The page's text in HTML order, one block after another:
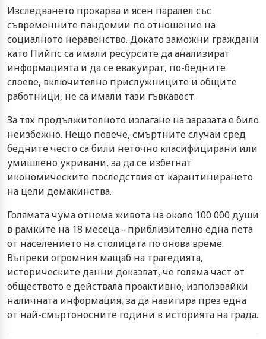
Изследването прокарва и ясен паралел със
съвременните пандемии по отношение на
социалното неравенство. Докато заможни граждани
като Пийпс са имали ресурсите да анализират
информацията и да се евакуират, по-бедните
слоеве, включително прислужниците и общите
работници, не са имали тази гъвкавост.
За тях продължителното излагане на заразата е било
неизбежно. Нещо повече, смъртните случаи сред
бедните често са били неточно класифицирани или
умишлено укривани, за да се избегнат
икономическите последствия от карантинирането
на цели домакинства.
Голямата чума отнема живота на около 100 000 души
в рамките на 18 месеца - приблизително една пета
от населението на столицата по онова време.
Въпреки огромния мащаб на трагедията,
историческите данни доказват, че голяма част от
обществото е действала проактивно, използвайки
наличната информация, за да навигира през една
от най-смъртоносните години в историята на града.